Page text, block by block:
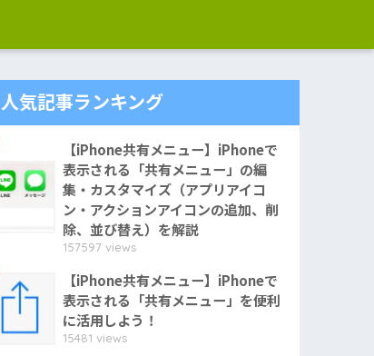
人気記事ランキング
【iPhone共有メニュー】iPhoneで
表示される「共有メニュー」の編
集・カスタマイズ（アプリアイコ
ン・アクションアイコンの追加、削
除、並び替え）を解説
157597 views
【iPhone共有メニュー】iPhoneで
表示される「共有メニュー」を便利
に活用しよう！
15481 views